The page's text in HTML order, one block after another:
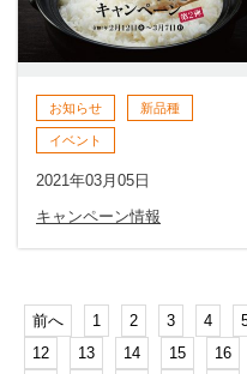
お知らせ 新品種
イベント
2021年03月05日
キャンペーン情報
前へ 1 2 3 4
12
13 14 15 16